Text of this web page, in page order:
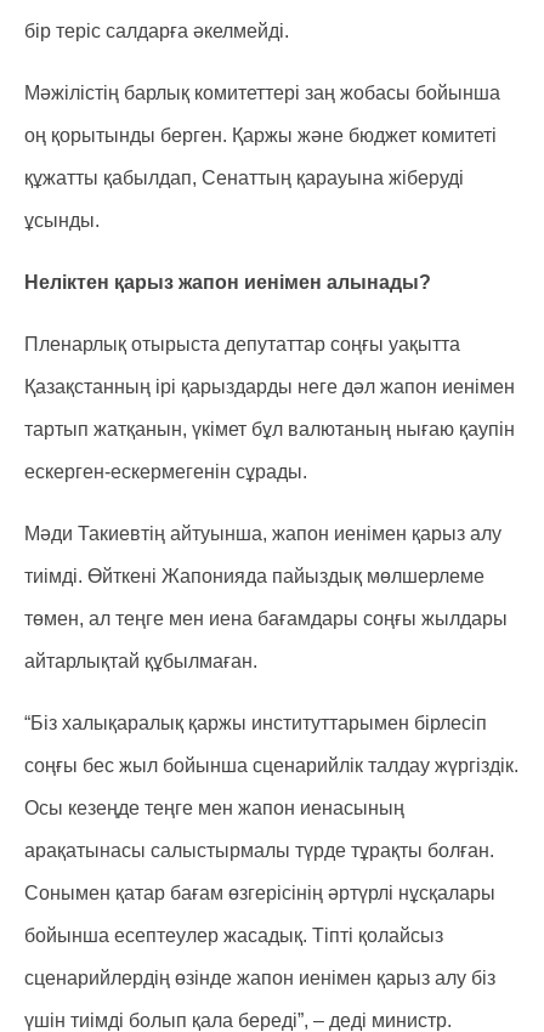
бір теріс салдарға әкелмейді.
Мәжілістің барлық комитеттері заң жобасы бойынша
оң қорытынды берген. Қаржы және бюджет комитеті
құжатты қабылдап, Сенаттың қарауына жіберуді
ұсынды.
Неліктен қарыз жапон иенімен алынады?
Пленарлық отырыста депутаттар соңғы уақытта
Қазақстанның ірі қарыздарды неге дәл жапон иенімен
тартып жатқанын, үкімет бұл валютаның нығаю қаупін
ескерген-ескермегенін сұрады.
Мәди Такиевтің айтуынша, жапон иенімен қарыз алу
тиімді. Өйткені Жапонияда пайыздық мөлшерлеме
төмен, ал теңге мен иена бағамдары соңғы жылдары
айтарлықтай құбылмаған.
“Біз халықаралық қаржы институттарымен бірлесіп
соңғы бес жыл бойынша сценарийлік талдау жүргіздік.
Осы кезеңде теңге мен жапон иенасының
арақатынасы салыстырмалы түрде тұрақты болған.
Сонымен қатар бағам өзгерісінің әртүрлі нұсқалары
бойынша есептеулер жасадық. Тіпті қолайсыз
сценарийлердің өзінде жапон иенімен қарыз алу біз
үшін тиімді болып қала береді”, – деді министр.